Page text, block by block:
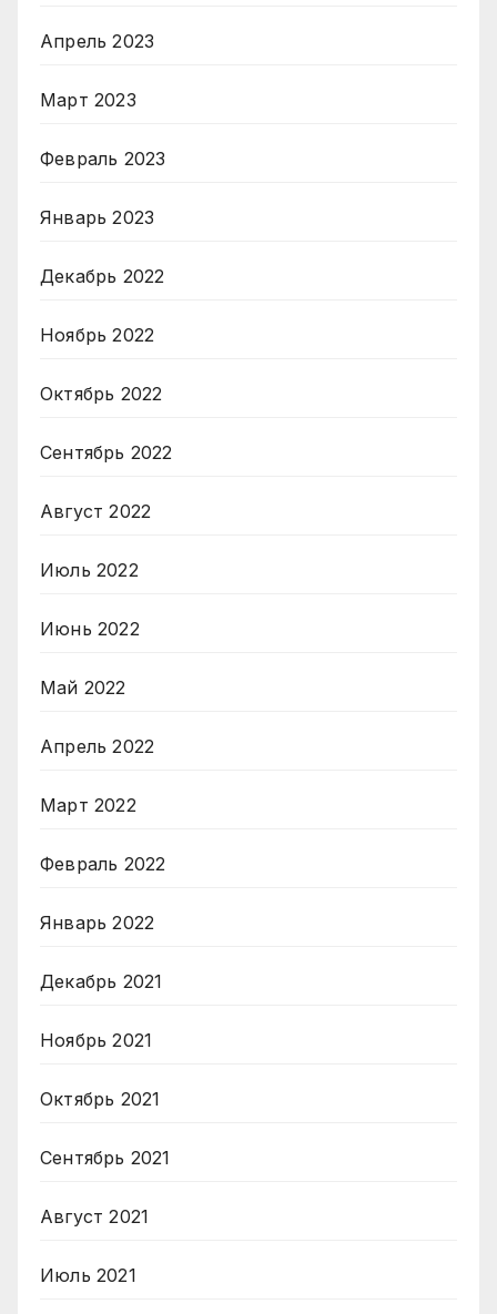
Апрель 2023
Март 2023
Февраль 2023
Январь 2023
Декабрь 2022
Ноябрь 2022
Октябрь 2022
Сентябрь 2022
Август 2022
Июль 2022
Июнь 2022
Май 2022
Апрель 2022
Март 2022
Февраль 2022
Январь 2022
Декабрь 2021
Ноябрь 2021
Октябрь 2021
Сентябрь 2021
Август 2021
Июль 2021